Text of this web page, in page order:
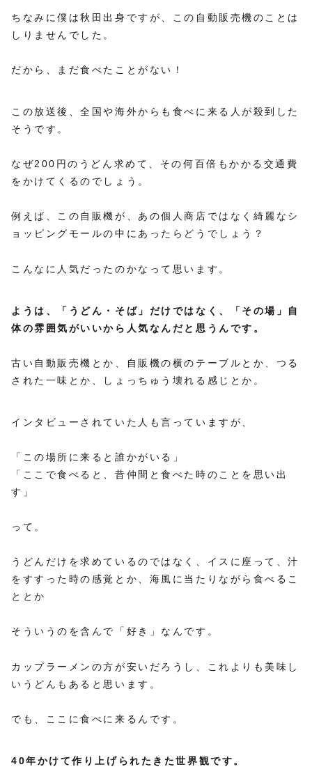
ちなみに僕は秋田出身ですが、この自動販売機のことは
しりませんでした。
だから、まだ食べたことがない！
この放送後、全国や海外からも食べに来る人が殺到した
そうです。
なぜ200円のうどん求めて、その何百倍もかかる交通費
をかけてくるのでしょう。
例えば、この自販機が、あの個人商店ではなく綺麗なシ
ョッピングモールの中にあったらどうでしょう？
こんなに人気だったのかなって思います。
ようは、「うどん・そば」だけではなく、「その場」自
体の雰囲気がいいから人気なんだと思うんです。
古い自動販売機とか、自販機の横のテーブルとか、つる
された一味とか、しょっちゅう壊れる感じとか。
インタビューされていた人も言っていますが、
「この場所に来ると誰かがいる」
「ここで食べると、昔仲間と食べた時のことを思い出
す」
って。
うどんだけを求めているのではなく、イスに座って、汁
をすすった時の感覚とか、海風に当たりながら食べるこ
ととか
そういうのを含んで「好き」なんです。
カップラーメンの方が安いだろうし、これよりも美味し
いうどんもあると思います。
でも、ここに食べに来るんです。
40年かけて作り上げられたきた世界観です。